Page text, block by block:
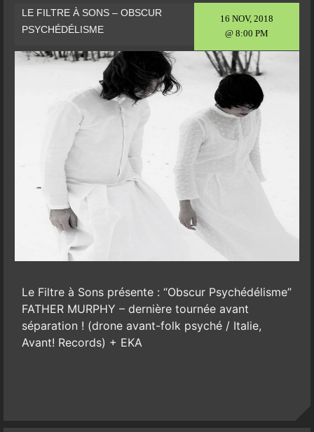
16 NOV, 2018
@ 8:00 PM
LE FILTRE À SONS – OBSCUR
PSYCHÉDÉLISME
Le Filtre à Sons présente : “Obscur Psychédélisme”
FATHER MURPHY – dernière tournée avant
séparation ! (drone avant-folk psyché / Italie,
Avant! Records) + EKA